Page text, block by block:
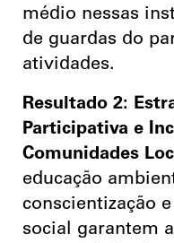
médio nessas
de guardas do
atividades.
Resultado 2:
Participativa e
Comunidades
educação
conscientização
social garantem